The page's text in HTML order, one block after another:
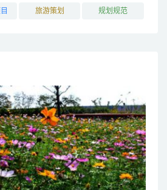
旅游策划 规划规范